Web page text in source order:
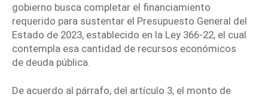
gobierno busca completar el financiamiento
requerido para sustentar el Presupuesto General del
Estado de 2023, establecido en la Ley 366-22, el cual
contempla esa cantidad de recursos económicos
de deuda pública
De acuerdo al párrafo, del artículo 3, el monto de